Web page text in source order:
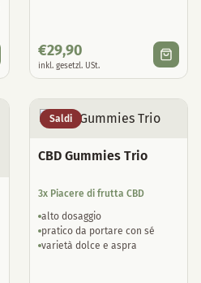
€29,90
inkl. gesetzl. USt.
Saldi
CBD Gummies Trio
3x Piacere di frutta CBD
alto dosaggio
pratico da portare con sé
varietà dolce e aspra